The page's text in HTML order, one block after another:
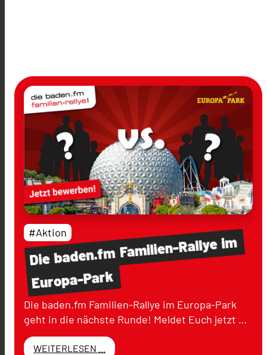
Diebaden.fmFamilien-Rallyeim
Europa-Park
#Aktion
Die baden.fm Familien-Rallye im Europa-Park
geht in die nächste Runde! Meldet Euch jetzt …
WEITERLESEN ...